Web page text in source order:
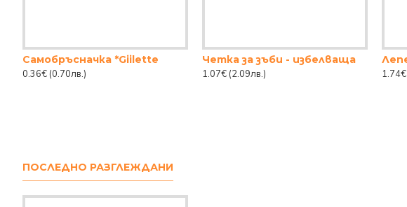
Самобръсначка *Giilette
0.36€ (0.70лв.)
Четка за зъби - избелваща
1.07€ (2.09лв.)
1.74€
ПОСЛЕДНО РАЗГЛЕЖДАНИ